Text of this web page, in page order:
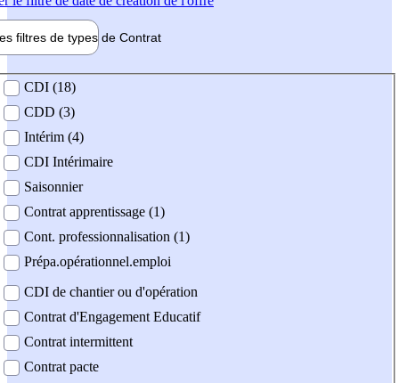
filtres de types de Contrat
contrat
CDI (18)
CDD (3)
Intérim (4)
CDI Intérimaire
Saisonnier
Contrat apprentissage (1)
Cont. professionnalisation (1)
Prépa.opérationnel.emploi
CDI de chantier ou d'opération
Contrat d'Engagement Educatif
Contrat intermittent
Contrat pacte